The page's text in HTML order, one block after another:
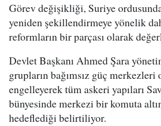
Görev değişikliği, Suriye ordusunda
yeniden şekillendirmeye yönelik
reformların bir parçası olarak
Devlet Başkanı Ahmed Şara
grupların bağımsız güç merkezleri
engelleyerek tüm askeri yapıları
bünyesinde merkezi bir komuta
hedeflediği belirtiliyor.